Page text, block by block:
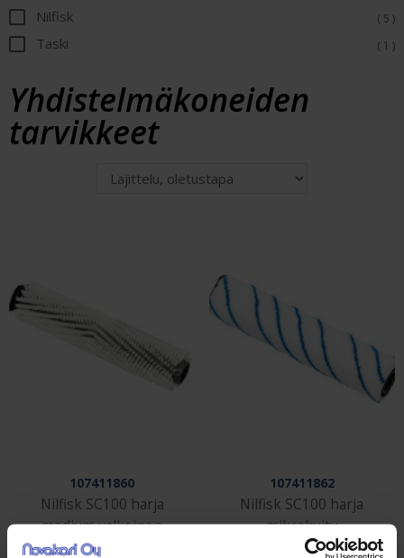
Nilfisk ( 5 )
Taski ( 1 )
Yhdistelmäkoneiden
tarvikkeet
107411860
Nilfisk SC100 harja
medium valkoinen
103,00
107411862
Nilfisk SC100 harja
mikrokuitu
€ alv 0%